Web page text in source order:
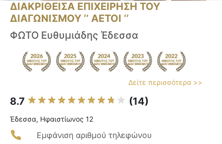
ΔΙΑΚΡΙΘΕΙΣΑ ΕΠΙΧΕΙΡΗΣΗ ΤΟΥ
ΔΙΑΓΩΝΙΣΜΟΥ ‘’ ΑΕΤΟΙ ‘’
ΦΩΤΟ Ευθυμιάδης Έδεσσα
Δείτε περισσότερα >>
8.7 (14)
Έδεσσα, Ηφαιστίωνος 12
Εμφάνιση αριθμού τηλεφώνου